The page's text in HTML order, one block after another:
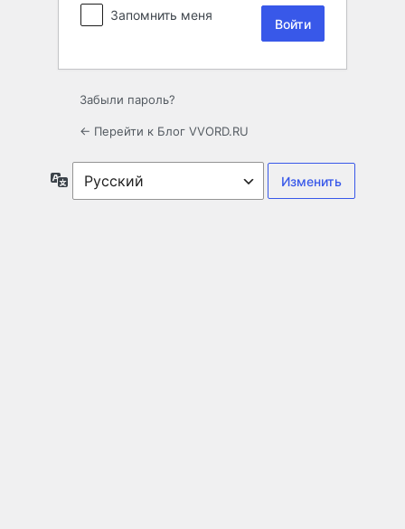
Запомнить меня
Забыли пароль?
← Перейти к Блог VVORD.RU
Язык